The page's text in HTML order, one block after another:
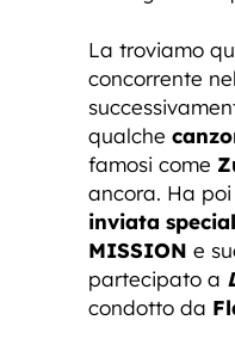
La troviamo
concorrente
qualche
famosi come
ancora. Ha
inviata
MISSION e
partecipato a
condotto da